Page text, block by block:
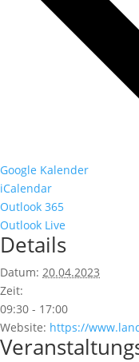
Google Kalender
iCalendar
Outlook 365
Outlook Live
Details
Datum: 20.04.2023
Zeit:
09:30 - 17:00
Website: https://